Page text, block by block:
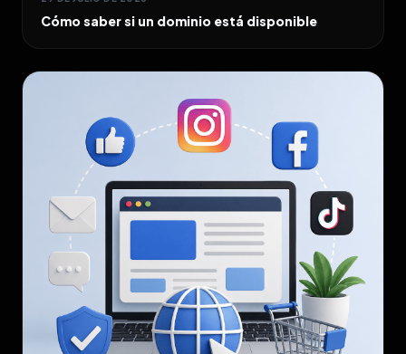
Cómo saber si un dominio está disponible